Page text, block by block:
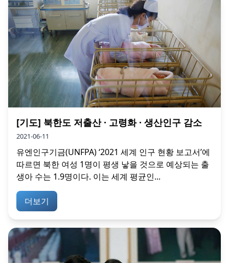
[기도] 북한도 저출산 · 고령화 · 생산인구 감소
2021-06-11
유엔인구기금(UNFPA) ‘2021 세계 인구 현황 보고서’에
따르면 북한 여성 1명이 평생 낳을 것으로 예상되는 출
생아 수는 1.9명이다. 이는 세계 평균인...
더보기